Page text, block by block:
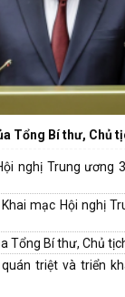
Tổng Bí thư, Chủ
nghị Trung ương
mạc Hội nghị
Tổng Bí thư, Chủ
triệt và triển